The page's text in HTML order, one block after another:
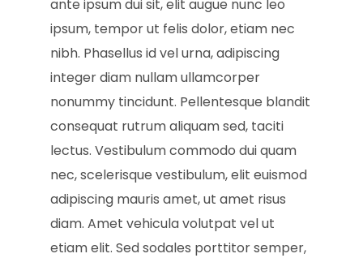
ante ipsum dui sit, elit augue nunc leo
ipsum, tempor ut felis dolor, etiam nec
nibh. Phasellus id vel urna, adipiscing
integer diam nullam ullamcorper
nonummy tincidunt. Pellentesque blandit
consequat rutrum aliquam sed, taciti
lectus. Vestibulum commodo dui quam
nec, scelerisque vestibulum, elit euismod
adipiscing mauris amet, ut amet risus
diam. Amet vehicula volutpat vel ut
etiam elit. Sed sodales porttitor semper,